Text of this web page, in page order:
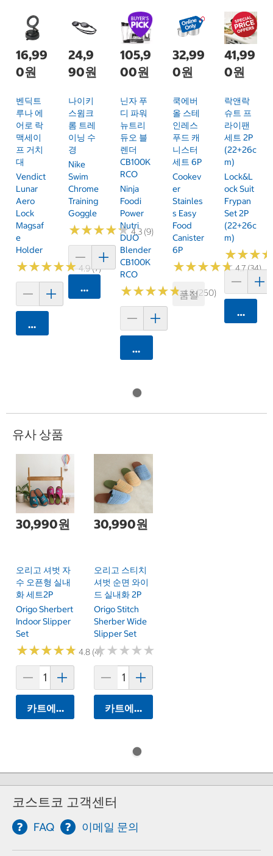
16,99
0원
벤딕트
루나 에
어로 락
맥세이
프 거치
대
Vendict
Lunar
Aero
Lock
Magsaf
E
Holder
★★★★★
★★★★★4.9 (7)
카트에 담기
24,9
90원
나이키
스윔크
롬 트레
이닝 수
경
Nike
Swim
Chrome
Training
Goggle
★★★★★
★★★★★4.3 (9)
카트에 담기
105,9
00원
닌자 푸
디 파워
뉴트리
듀오 블
렌더
CB100K
RCO
Ninja
Foodi
Power
Nutri
DUO
Blender
CB100K
RCO
★★★★★
★★★★★4.8 (250)
카트에 담기
32,99
0원
쿡에버
올 스테
인레스
푸드 캐
니스터
세트 6P
Cookev
Er
Stainles
S Easy
Food
Canister
6P
★★★★★
★★★★★4.7 (34)
품절
41,99
0원
락앤락
슈트 프
라이팬
세트 2P
(22+26c
M)
Lock&L
Ock Suit
Frypan
Set 2P
(22+26c
M)
★★★
★★★
카트에
유사 상품
30,990원
오리고 셔벗 자
수 오픈형 실내
화 세트2P
Origo Sherbert
Indoor Slipper
Set
★★★★★
★★★★★ 4.8 (4)
카트에 담기
30,990원
오리고 스티치
셔벗 순면 와이
드 실내화 2P
Origo Stitch
Sherber Wide
Slipper Set
★★★★★
★★★★★
카트에 담기
코스트코 고객센터
FAQ 이메일 문의